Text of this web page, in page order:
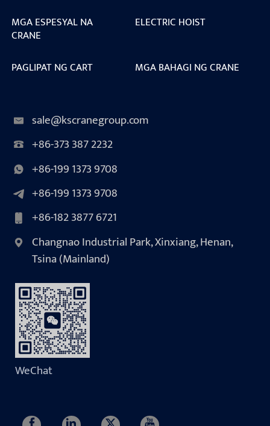
MGA ESPESYAL NA
CRANE
ELECTRIC HOIST
PAGLIPAT NG CART MGA BAHAGI NG CRANE
sale@kscranegroup.com
+86-373 387 2232
+86-199 1373 9708
+86-199 1373 9708
+86-182 3877 6721
Changnao Industrial Park, Xinxiang, Henan,
Tsina (Mainland)
WeChat